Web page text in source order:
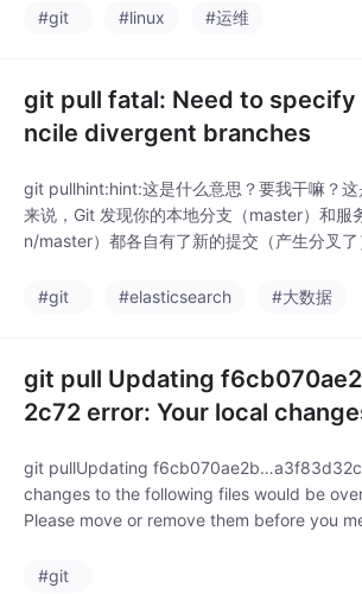
任务栏的搜索框输入 PowerShell（或者 cmd
#git #linux #运维
git pull fatal: Need to
ncile divergent branches
git pullhint:hint:这是什么意思？要我干嘛？
来说，Git 发现你的本地分支（master）和服
n/master）都各自有了新的提交（产生分叉了
史。
#git #elasticsearch #大数据
git pull Updating
2c72 error: Your local
git pullUpdating
changes to the following files would be
Please move or remove them before you
#git